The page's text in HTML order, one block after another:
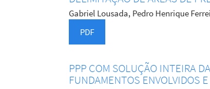
Gabriel Lousada, Pedro Henrique
PDF
PPP COM SOLUÇÃO INTEIRA
FUNDAMENTOS ENVOLVIDOS